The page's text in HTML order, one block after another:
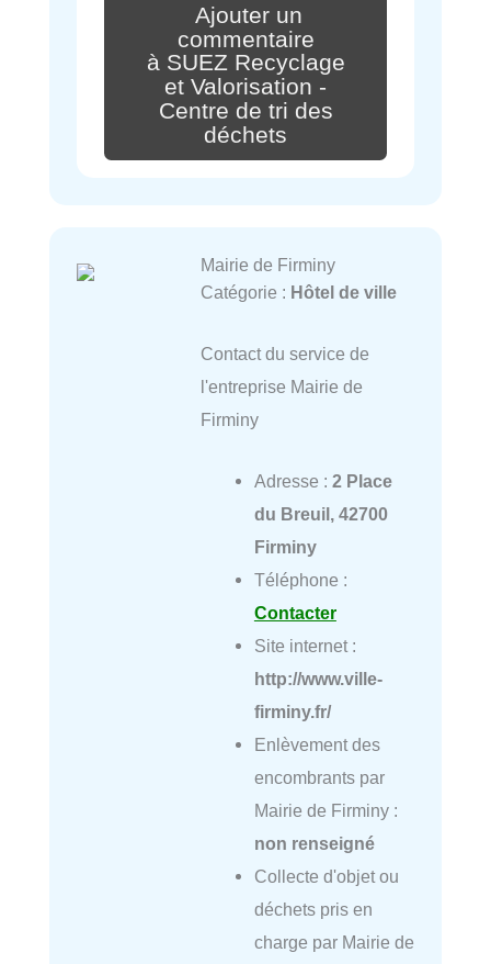
Ajouter un
commentaire
à SUEZ Recyclage
et Valorisation -
Centre de tri des
déchets
Mairie de Firminy
Catégorie : Hôtel de ville
Contact du service de
l'entreprise Mairie de
Firminy
Adresse : 2 Place
du Breuil, 42700
Firminy
Téléphone :
Contacter
Site internet :
http://www.ville-
firminy.fr/
Enlèvement des
encombrants par
Mairie de Firminy :
non renseigné
Collecte d'objet ou
déchets pris en
charge par Mairie de